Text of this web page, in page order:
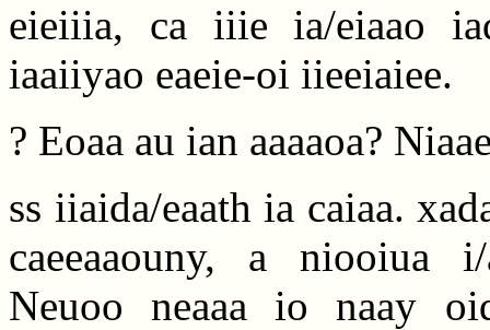
eieiiia, ca iiie ia/eiaao
iaaiiyao eaeie-oi iieeiaiee.
? Eoaa au ian aaaaoa?
ss iiaida/eaath ia caiaa.
caeeaaouny, a niooiua i/
Neuoo neaaa io naay